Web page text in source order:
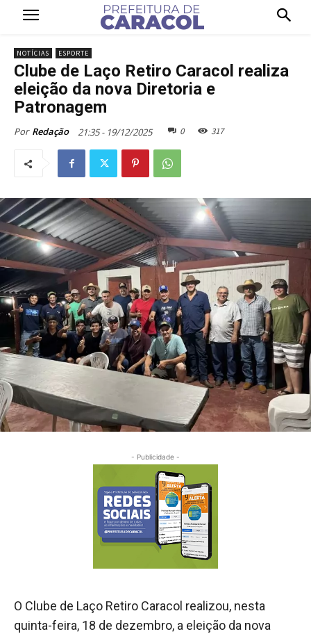
NOTÍCIAS ESPORTE
Clube de Laço Retiro Caracol realiza
eleição da nova Diretoria e
Patronagem
Por Redação 21:35 - 19/12/2025 0 317
- Publicidade -
O Clube de Laço Retiro Caracol realizou, nesta
quinta-feira, 18 de dezembro, a eleição da nova